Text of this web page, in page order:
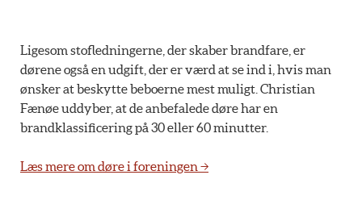
Ligesom stofledningerne, der skaber brandfare, er
dørene også en udgift, der er værd at se ind i, hvis man
ønsker at beskytte beboerne mest muligt. Christian
Fænøe uddyber, at de anbefalede døre har en
brandklassificering på 30 eller 60 minutter.
Læs mere om døre i foreningen →